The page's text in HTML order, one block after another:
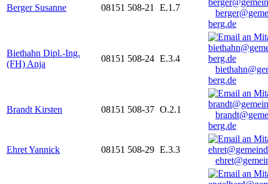
Berger Susanne 08151 508-21 E.1.7
berg.de
Biethahn Dipl.-Ing.
(FH) Anja
08151 508-24 E.3.4
berg.de
Brandt Kirsten 08151 508-37 O.2.1
berg.de
Ehret Yannick 08151 508-29 E.3.3